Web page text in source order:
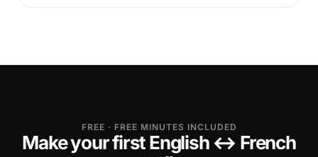
FREE · FREE MINUTES INCLUDED
Make your first English ↔ French